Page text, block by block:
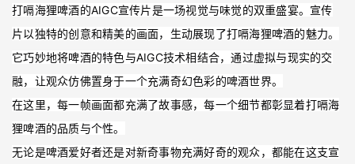
打嗝海狸啤酒的AIGC宣传片是一场视觉与味觉的双重盛宴。宣传
片以独特的创意和精美的画面，生动展现了打嗝海狸啤酒的魅力。
它巧妙地将啤酒的特色与AIGC技术相结合，通过虚拟与现实的交
融，让观众仿佛置身于一个充满奇幻色彩的啤酒世界。
在这里，每一帧画面都充满了故事感，每一个细节都彰显着打嗝海
狸啤酒的品质与个性。
无论是啤酒爱好者还是对新奇事物充满好奇的观众，都能在这支宣